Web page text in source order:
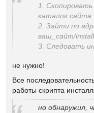
1.
каталог сайта
2. Зайти по
ваш_сайт/
3. Следовать
не нужно!
Все
работы скрипта
но обнаружил,